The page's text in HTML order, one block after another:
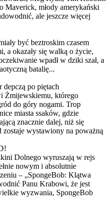
Maverick, młody amerykański
ale jeszcze więcej
być beztroskim czasem
a okazały się walką o życie,
wpadł w dziki szał, a
batalię...
po piętach
Żmijewskiemu, którego
do góry nogami. Trop
miasta ssaków, gdzie
znacznie dalej, niż się
zostaje wystawiony na poważną
Dolnego wyruszają w rejs
nowym i absolutnie
– „SpongeBob: Klątwa
Panu Krabowi, że jest
wyzwania, SpongeBob